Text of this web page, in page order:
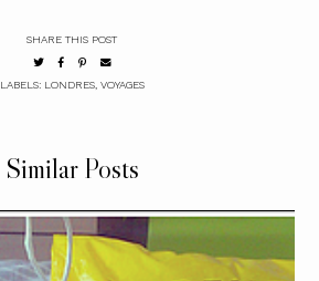
SHARE THIS POST
LABELS: LONDRES, VOYAGES
Similar Posts